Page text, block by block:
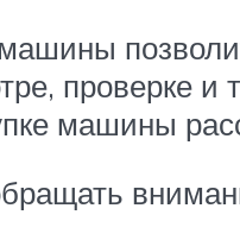
проверке и
машины